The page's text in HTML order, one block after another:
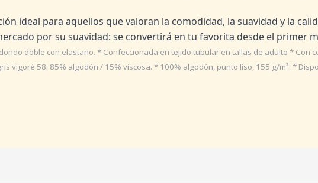
ideal para aquellos que valoran la comodidad, la suavidad y la
por su suavidad: se convertirá en tu favorita desde el primer
doble con elastano. * Confeccionada en tejido tubular en tallas de adulto * Con
vigoré 58: 85% algodón / 15% viscosa. * 100% algodón, punto liso, 155 g/m². *